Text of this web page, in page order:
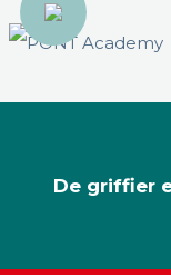
De griffier